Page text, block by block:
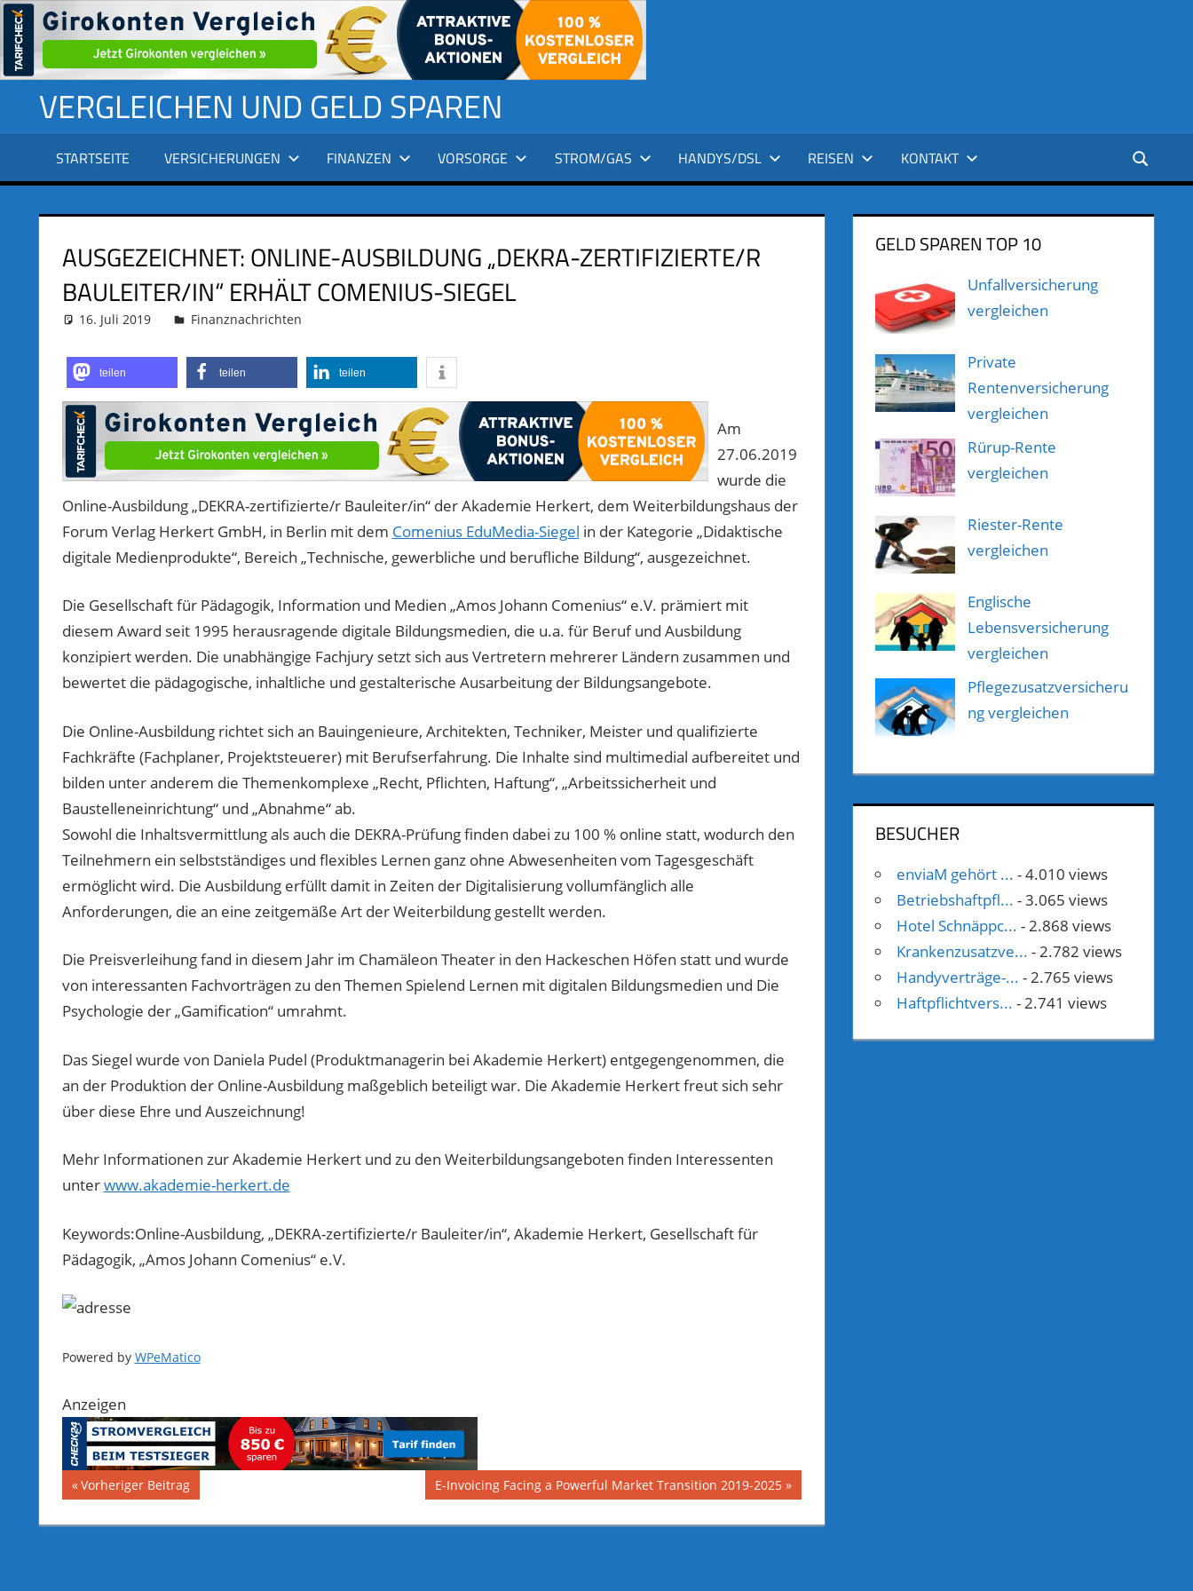
VERGLEICHEN UND GELD SPAREN
STARTSEITE VERSICHERUNGEN FINANZEN VORSORGE STROM/GAS HANDYS/DSL REISEN KONTAKT
AUSGEZEICHNET: ONLINE-AUSBILDUNG „DEKRA-ZERTIFIZIERTE/R
BAULEITER/IN“ ERHÄLT COMENIUS-SIEGEL
16. Juli 2019 adminus
Finanznachrichten
teilen teilen teilen
Am
27.06.2019
wurde die
Online-Ausbildung „DEKRA-zertifizierte/r Bauleiter/in“ der Akademie Herkert, dem Weiterbildungshaus der
Forum Verlag Herkert GmbH, in Berlin mit dem Comenius EduMedia-Siegel in der Kategorie „Didaktische
digitale Medienprodukte“, Bereich „Technische, gewerbliche und berufliche Bildung“, ausgezeichnet.
Die Gesellschaft für Pädagogik, Information und Medien „Amos Johann Comenius“ e.V. prämiert mit
diesem Award seit 1995 herausragende digitale Bildungsmedien, die u.a. für Beruf und Ausbildung
konzipiert werden. Die unabhängige Fachjury setzt sich aus Vertretern mehrerer Ländern zusammen und
bewertet die pädagogische, inhaltliche und gestalterische Ausarbeitung der Bildungsangebote.
Die Online-Ausbildung richtet sich an Bauingenieure, Architekten, Techniker, Meister und qualifizierte
Fachkräfte (Fachplaner, Projektsteuerer) mit Berufserfahrung. Die Inhalte sind multimedial aufbereitet und
bilden unter anderem die Themenkomplexe „Recht, Pflichten, Haftung“, „Arbeitssicherheit und
Baustelleneinrichtung“ und „Abnahme“ ab.
Sowohl die Inhaltsvermittlung als auch die DEKRA-Prüfung finden dabei zu 100 % online statt, wodurch den
Teilnehmern ein selbstständiges und flexibles Lernen ganz ohne Abwesenheiten vom Tagesgeschäft
ermöglicht wird. Die Ausbildung erfüllt damit in Zeiten der Digitalisierung vollumfänglich alle
Anforderungen, die an eine zeitgemäße Art der Weiterbildung gestellt werden.
Die Preisverleihung fand in diesem Jahr im Chamäleon Theater in den Hackeschen Höfen statt und wurde
von interessanten Fachvorträgen zu den Themen Spielend Lernen mit digitalen Bildungsmedien und Die
Psychologie der „Gamification“ umrahmt.
Das Siegel wurde von Daniela Pudel (Produktmanagerin bei Akademie Herkert) entgegengenommen, die
an der Produktion der Online-Ausbildung maßgeblich beteiligt war. Die Akademie Herkert freut sich sehr
über diese Ehre und Auszeichnung!
Mehr Informationen zur Akademie Herkert und zu den Weiterbildungsangeboten finden Interessenten
unterwww.akademie-herkert.de
Keywords:Online-Ausbildung, „DEKRA-zertifizierte/r Bauleiter/in“, Akademie Herkert, Gesellschaft für
Pädagogik, „Amos Johann Comenius“ e.V.
Powered by WPeMatico
Anzeigen
Beitragsnavigation
Vorheriger
Beitrag:
Vorheriger Beitrag
Nächster
Beitrag:
E-Invoicing Facing a Powerful Market Transition 2019-2025
GELD SPAREN TOP 10
Unfallversicherung
vergleichen
Private
Rentenversicherung
vergleichen
Rürup-Rente
vergleichen
Riester-Rente
vergleichen
Englische
Lebensversicherung
vergleichen
Pflegezusatzversicheru
ng vergleichen
BESUCHER
enviaM gehört ... - 4.010 views
Betriebshaftpfl... - 3.065 views
Hotel Schnäppc... - 2.868 views
Krankenzusatzve... - 2.782 views
Handyverträge-... - 2.765 views
Haftpflichtvers... - 2.741 views